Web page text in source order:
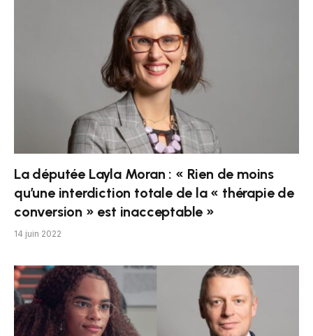
La députée Layla Moran : « Rien de moins
qu’une interdiction totale de la « thérapie de
conversion » est inacceptable »
14 juin 2022